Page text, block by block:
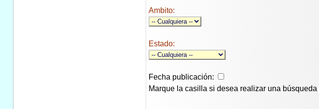
Ambito:
Estado:
Fecha publicación:
Marque la casilla si desea realizar una búsqueda